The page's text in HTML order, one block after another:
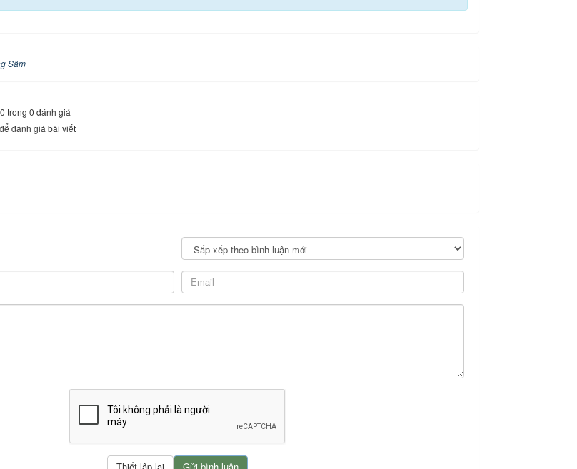
Sâm
trong 0 đánh giá
đánh giá bài viết